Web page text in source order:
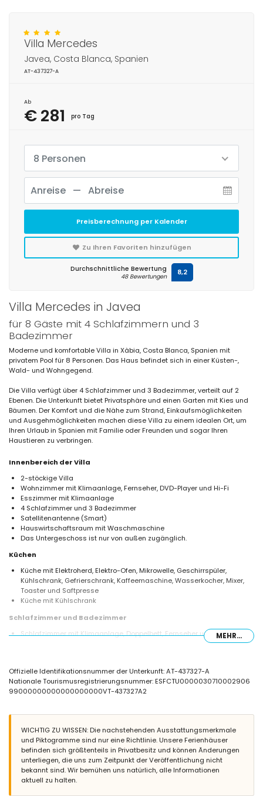
Villa Mercedes in Javea
für 8 Gäste mit 4 Schlafzimmern und 3
Badezimmer
Moderne und komfortable Villa in Xàbia, Costa Blanca, Spanien mit
privatem Pool für 8 Personen. Das Haus befindet sich in einer Küsten-,
Wald- und Wohngegend.
Die Villa verfügt über 4 Schlafzimmer und 3 Badezimmer, verteilt auf 2
Ebenen. Die Unterkunft bietet Privatsphäre und einen Garten mit Kies und
Bäumen. Der Komfort und die Nähe zum Strand, Einkaufsmöglichkeiten
und Ausgehmöglichkeiten machen diese Villa zu einem idealen Ort, um
Ihren Urlaub in Spanien mit Familie oder Freunden und sogar Ihren
Haustieren zu verbringen.
Innenbereich der Villa
2-stöckige Villa
Wohnzimmer mit Klimaanlage, Fernseher, DVD-Player und Hi-Fi
Esszimmer mit Klimaanlage
4 Schlafzimmer und 3 Badezimmer
Satellitenantenne (Smart)
Hauswirtschaftsraum mit Waschmaschine
Das Untergeschoss ist nur von außen zugänglich.
Küchen
Küche mit Elektroherd, Elektro-Ofen, Mikrowelle, Geschirrspüler,
Kühlschrank, Gefrierschrank, Kaffeemaschine, Wasserkocher, Mixer,
Toaster und Saftpresse
Küche mit Kühlschrank
Schlafzimmer und Badezimmer
Schlafzimmer mit Klimaanlage, Doppelbett, Fernseher und eigenem
Eigenes Badezimmer mit Dusche, WC und Haartrockner
Badezimmer mit Badewanne, WC und Haartrockner
Badezimmer mit Einzelwaschbecken, Dusche, WC und Haartrockner
Eingezäuntes Grundstück
Privater Pool mit den Maßen 8m x 4m und 2m Tiefe
Garten mit Kies, Bäumen und Gartenmöbeln mit Sonnenliegen
Wintergarten
2 Terrassen, davon 1 überdacht
Grill
MEHR...
Offizielle Identifikationsnummer der Unterkunft: AT-437327-A
Nationale Tourismusregistrierungsnummer: ESFCTU0000030710002906
99000000000000000000VT-437327A2
WICHTIG ZU WISSEN: Die nachstehenden Ausstattungsmerkmale
und Piktogramme sind nur eine Richtlinie. Unsere Ferienhäuser
befinden sich größtenteils in Privatbesitz und können Änderungen
unterliegen, die uns zum Zeitpunkt der Veröffentlichung nicht
bekannt sind. Wir bemühen uns natürlich, alle Informationen
aktuell zu halten.
Villa Mercedes
Javea, Costa Blanca, Spanien
AT-437327-A
Ab
€ 281 pro Tag
8 Personen
Preisberechnung per Kalender
Zu Ihren Favoriten hinzufügen
Durchschnittliche Bewertung
48 Bewertungen 8,2